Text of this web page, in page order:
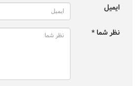
ایمیل
نظر شما *